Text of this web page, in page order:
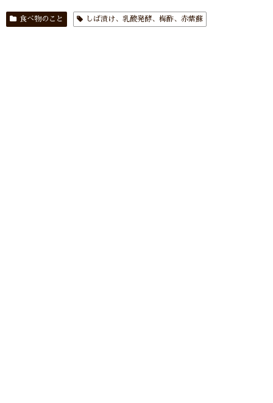
食べ物のこと しば漬け、乳酸発酵、梅酢、赤紫蘇